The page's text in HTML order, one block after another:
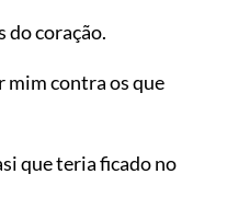
do coração.
mim contra os que
que teria ficado no